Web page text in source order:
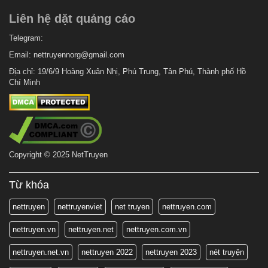
Chapter 270 6 tháng trước
Chapter 269
Chapter 268.1
Chapter 268 6 tháng trước
Chapter 267.5
Chapter 267
Chapter 266
Chapter 265
6 tháng trước
Chapter 264
Chapter 263 6 tháng trước
Chapter 262 6 tháng trước
Chapter 261 6 tháng trước
Liên hệ dặt quảng cáo
Telegram:
Email: nettruyennorg@gmail.com
Địa chỉ: 19/6/9 Hoàng Xuân Nhị, Phú Trung, Tân Phú, Thành phố Hồ
Chí Minh
Copyright © 2025 NetTruyen
Từ khóa
nettruyen nettruyenviet net truyen nettruyen.com
nettruyen.vn nettruyen.net nettruyen.com.vn
nettruyen.net.vn nettruyen 2022 nettruyen 2023 nét truyện